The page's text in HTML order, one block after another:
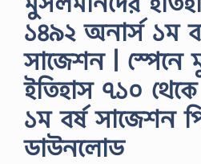
১৪৯২ অনার্স ১ম
সাজেশন | স্পেনে
ইতিহাস ৭১০
১ম বর্ষ সাজেশন
ডাউনলোড